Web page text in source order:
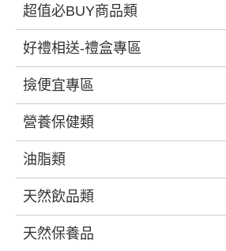
超值必BUY商品類
好禮相送-禮盒專區
撿便宜專區
營養保健類
油脂類
天然飲品類
天然保養品